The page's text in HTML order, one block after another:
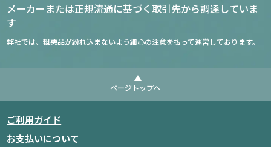
メーカーまたは正規流通に基づく取引先から調達していま
す
弊社では、粗悪品が紛れ込まないよう細心の注意を払って運営しております。
ページトップへ
ご利用ガイド
お支払いについて